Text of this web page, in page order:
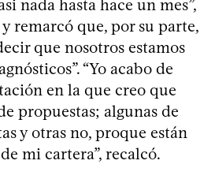
nada hasta hace un mes”,
remarcó que, por su parte,
que nosotros estamos
“Yo acabo de
en la que creo que
propuestas; algunas de
y otras no, proque están
mi cartera”, recalcó.